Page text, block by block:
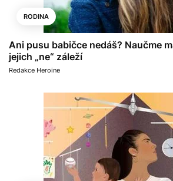
RODINA
Ani pusu babičce nedáš? Naučme
jejich „ne“ záleží
Redakce Heroine